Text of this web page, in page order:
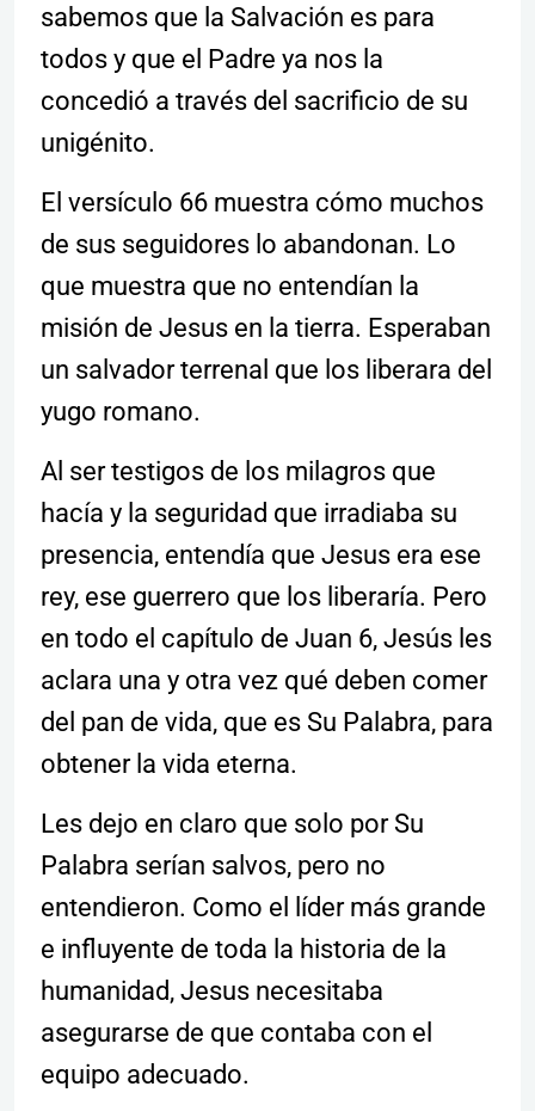
sabemos que la Salvación es para
todos y que el Padre ya nos la
concedió a través del sacrificio de su
unigénito.
El versículo 66 muestra cómo muchos
de sus seguidores lo abandonan. Lo
que muestra que no entendían la
misión de Jesus en la tierra. Esperaban
un salvador terrenal que los liberara del
yugo romano.
Al ser testigos de los milagros que
hacía y la seguridad que irradiaba su
presencia, entendía que Jesus era ese
rey, ese guerrero que los liberaría. Pero
en todo el capítulo de Juan 6, Jesús les
aclara una y otra vez qué deben comer
del pan de vida, que es Su Palabra, para
obtener la vida eterna.
Les dejo en claro que solo por Su
Palabra serían salvos, pero no
entendieron. Como el líder más grande
e influyente de toda la historia de la
humanidad, Jesus necesitaba
asegurarse de que contaba con el
equipo adecuado.